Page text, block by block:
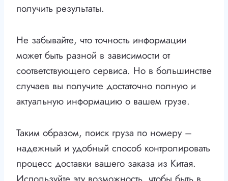
получить результаты.
Не забывайте, что точность информации
может быть разной в зависимости от
соответствующего сервиса. Но в большинстве
случаев вы получите достаточно полную и
актуальную информацию о вашем грузе.
Таким образом, поиск груза по номеру –
надежный и удобный способ контролировать
процесс доставки вашего заказа из Китая.